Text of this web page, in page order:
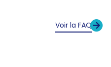
Voir la FAQ